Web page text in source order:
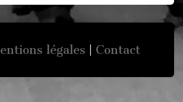
légales Contact